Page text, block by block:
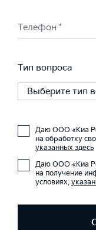
Телефон *
Тип вопроса
Выберите тип
Даю ООО «Киа
на обработку
указанных здесь
Даю ООО «Киа
на получение
условиях,